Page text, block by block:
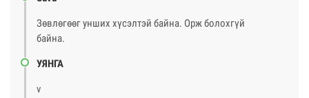
Зөвлөгөөг унших хүсэлтэй байна. Орж болохгүй
байна.
УЯНГА
v